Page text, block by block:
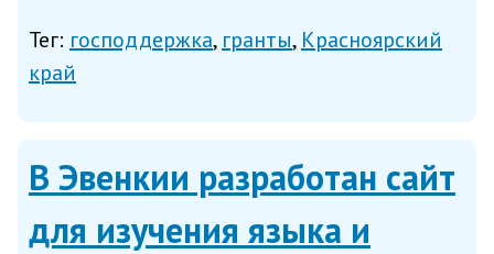
связи — победителями стали три
региональные IT-компании,
Поддержку в ра...
Тег: господдержка гранты Красноярский
край
В Эвенкии разработан сайт
для изучения языка и